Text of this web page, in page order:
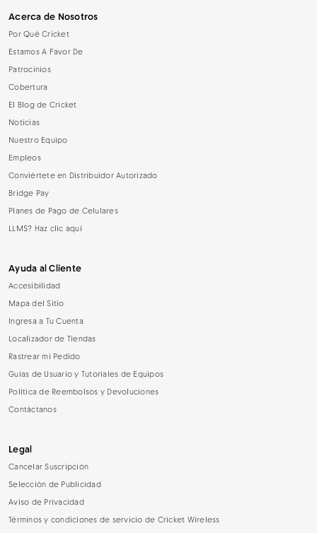
Acerca de Nosotros
Por Qué Cricket
Estamos A Favor De
Patrocinios
Cobertura
El Blog de Cricket
Noticias
Nuestro Equipo
Empleos
Conviértete en Distribuidor Autorizado
Bridge Pay
Planes de Pago de Celulares
LLMS? Haz clic aquí
Ayuda al Cliente
Accesibilidad
Mapa del Sitio
Ingresa a Tu Cuenta
Localizador de Tiendas
Rastrear mi Pedido
Guías de Usuario y Tutoriales de Equipos
Política de Reembolsos y Devoluciones
Contáctanos
Legal
Cancelar Suscripción
Selección de Publicidad
Aviso de Privacidad
Términos y condiciones de servicio de Cricket Wireless